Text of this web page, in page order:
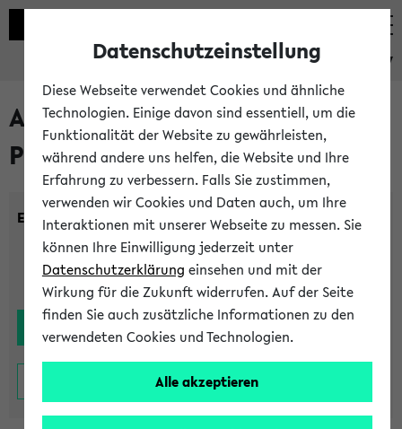
eKVV
Alle noch stattfindenden
Prüfungen
Einrichtung:
Datenschutzeinstellung
Diese Webseite verwendet Cookies und ähnliche
Technologien. Einige davon sind essentiell, um die
Funktionalität der Website zu gewährleisten,
während andere uns helfen, die Website und Ihre
Erfahrung zu verbessern. Falls Sie zustimmen,
verwenden wir Cookies und Daten auch, um Ihre
Interaktionen mit unserer Webseite zu messen. Sie
können Ihre Einwilligung jederzeit unter
Datenschutzerklärung einsehen und mit der
Wirkung für die Zukunft widerrufen. Auf der Seite
finden Sie auch zusätzliche Informationen zu den
verwendeten Cookies und Technologien.
Alle akzeptieren